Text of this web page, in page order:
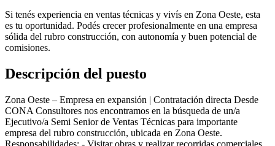
Si tenés experiencia en ventas técnicas y vivís en Zona Oeste, esta
es tu oportunidad. Podés crecer profesionalmente en una empresa
sólida del rubro construcción, con autonomía y buen potencial de
comisiones.
Descripción del puesto
Zona Oeste – Empresa en expansión | Contratación directa Desde
CONA Consultores nos encontramos en la búsqueda de un/a
Ejecutivo/a Semi Senior de Ventas Técnicas para importante
empresa del rubro construcción, ubicada en Zona Oeste.
Responsabilidades: - Visitar obras y realizar recorridas comerciales